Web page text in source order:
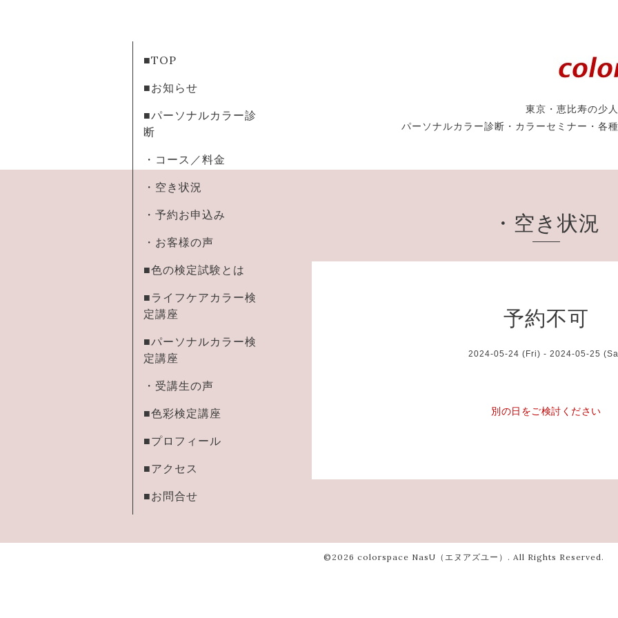
東京・恵比寿の少
パーソナルカラー診断・カラーセミナー・各
■TOP
■お知らせ
■パーソナルカラー診
断
・コース／料金
・空き状況
・予約お申込み
・お客様の声
■色の検定試験とは
■ライフケアカラー検
定講座
■パーソナルカラー検
定講座
・受講生の声
■色彩検定講座
■プロフィール
■アクセス
■お問合せ
・空き状況
予約不可
2024-05-24 (Fri) - 2024-05-25
別の日をご検討ください
©2026 colorspace NasU（エヌアズユー） . All Rights Reserved.